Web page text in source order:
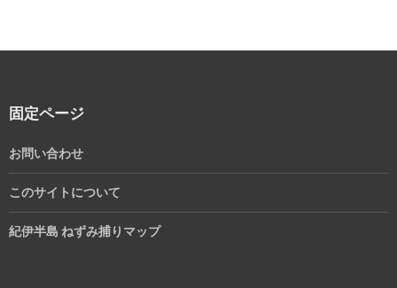
固定ページ
お問い合わせ
このサイトについて
紀伊半島 ねずみ捕りマップ